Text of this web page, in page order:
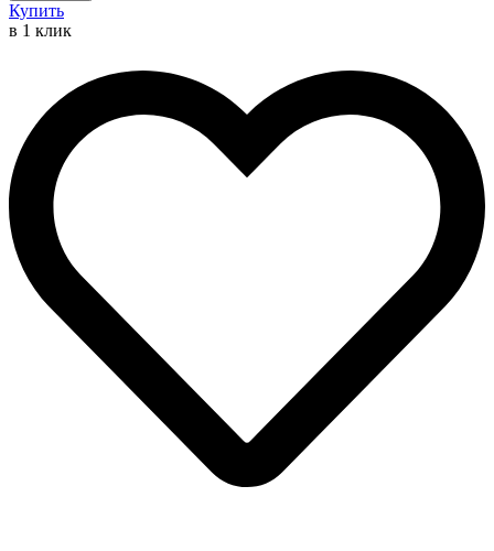
Купить
в 1 клик